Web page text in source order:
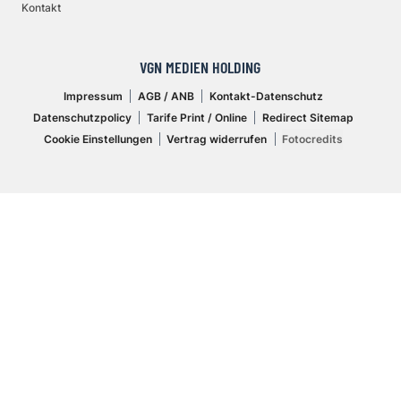
Kontakt
VGN MEDIEN HOLDING
Impressum AGB / ANB
Kontakt-Datenschutz
Datenschutzpolicy
Tarife Print / Online
Redirect Sitemap
Cookie Einstellungen
Vertrag widerrufen Fotocredits